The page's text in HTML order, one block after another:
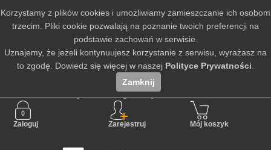
Nie jesteś zalogowany
Zaloguj Zarejestruj Mój koszyk
Korzystamy z plików cookies i umożliwiamy zamieszczanie ich osobom
trzecim. Pliki cookie pozwalają na poznanie twoich preferencji na
podstawie zachowań w serwisie.
Uznajemy, że jeżeli kontynuujesz korzystanie z serwisu, wyrażasz na
to zgodę. Dowiedz się więcej w naszej Polityce Prywatności
Zamknij